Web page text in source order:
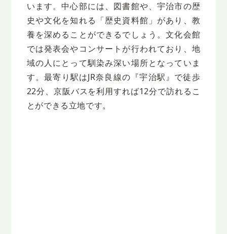
います。中心部には、図書館や、宇治市の歴
史や文化を知れる「歴史資料館」があり、教
養を深めることができるでしょう。文化会館
では発表会やコンサートが行われており、地
域の人にとって馴染み深い場所となっていま
す。最寄り駅はJR奈良線の『宇治駅』で徒歩
22分、京阪バスを利用すれば12分で訪れるこ
とができる立地です。